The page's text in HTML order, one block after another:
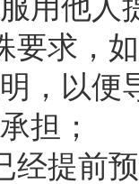
用他人
要求，
，以便
担；
经提前